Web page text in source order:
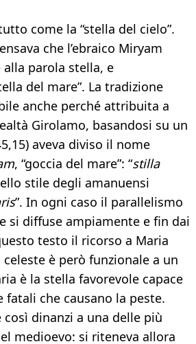
come la “stella del cielo”.
che l’ebraico Miryam
parola stella, e
del mare”. La tradizione
anche perché attribuita a
Girolamo, basandosi su un
aveva diviso il nome
, “goccia del mare”: “stilla
stile degli amanuensi
”. In ogni caso il parallelismo
si diffuse ampiamente e fin dai
testo il ricorso a Maria
è però funzionale a un
è la stella favorevole capace
fatali che causano la peste.
così dinanzi a una delle più
medioevo: si riteneva allora